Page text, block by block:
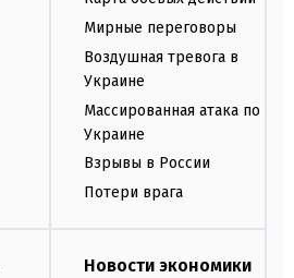
Мирные переговоры
Воздушная тревога в
Украине
Массированная атака по
Украине
Взрывы в России
Потери врага
Новости экономики